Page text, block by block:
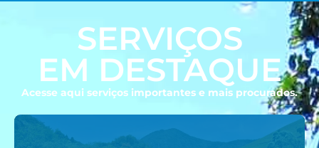
SERVIÇOS
EM DESTAQUE
Acesse aqui serviços importantes e mais procurados.